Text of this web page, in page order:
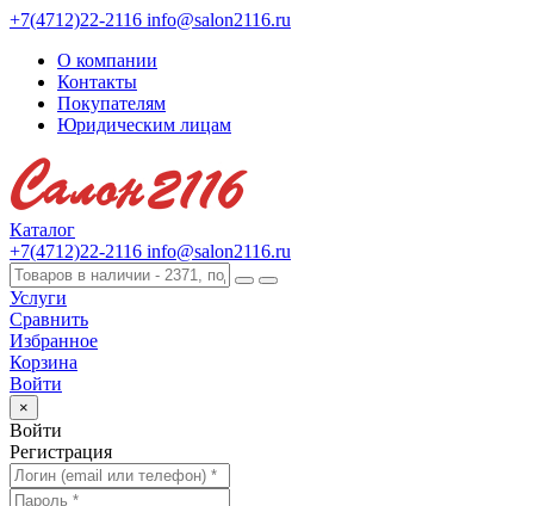
+7(4712)22-2116 info@salon2116.ru
О компании
Контакты
Покупателям
Юридическим лицам
Каталог
+7(4712)22-2116 info@salon2116.ru
Услуги
Сравнить
Избранное
Корзина
Войти
×
Войти
Регистрация